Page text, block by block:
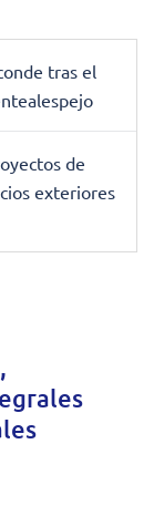
tras el
de
exteriores
,